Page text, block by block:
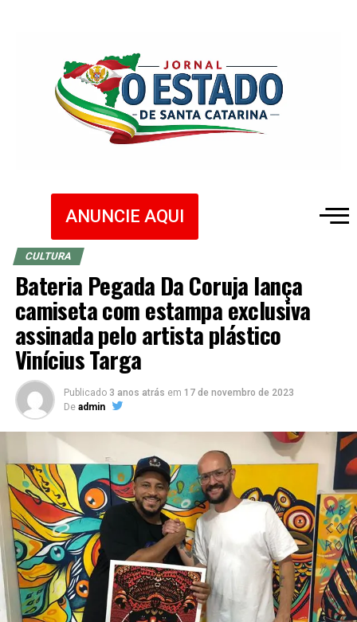
ANUNCIE AQUI
CULTURA
Bateria Pegada Da Coruja lança
camiseta com estampa exclusiva
assinada pelo artista plástico
Vinícius Targa
Publicado 3 anos atrás em 17 de novembro de 2023
De admin